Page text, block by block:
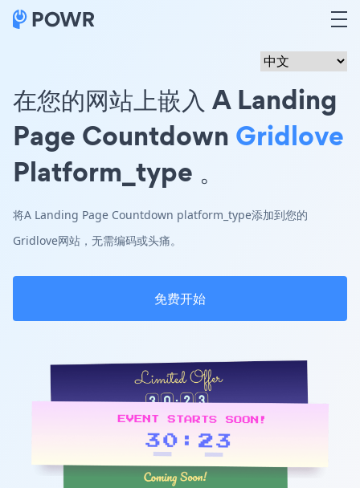
在您的网站上嵌入 A Landing
Page Countdown Gridlove
Platform_type 。
将A Landing Page Countdown platform_type添加到您的
Gridlove网站，无需编码或头痛。
免费开始